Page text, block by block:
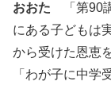
おおた 「第90
にある子どもは
から受けた恩恵
「わが子に中学